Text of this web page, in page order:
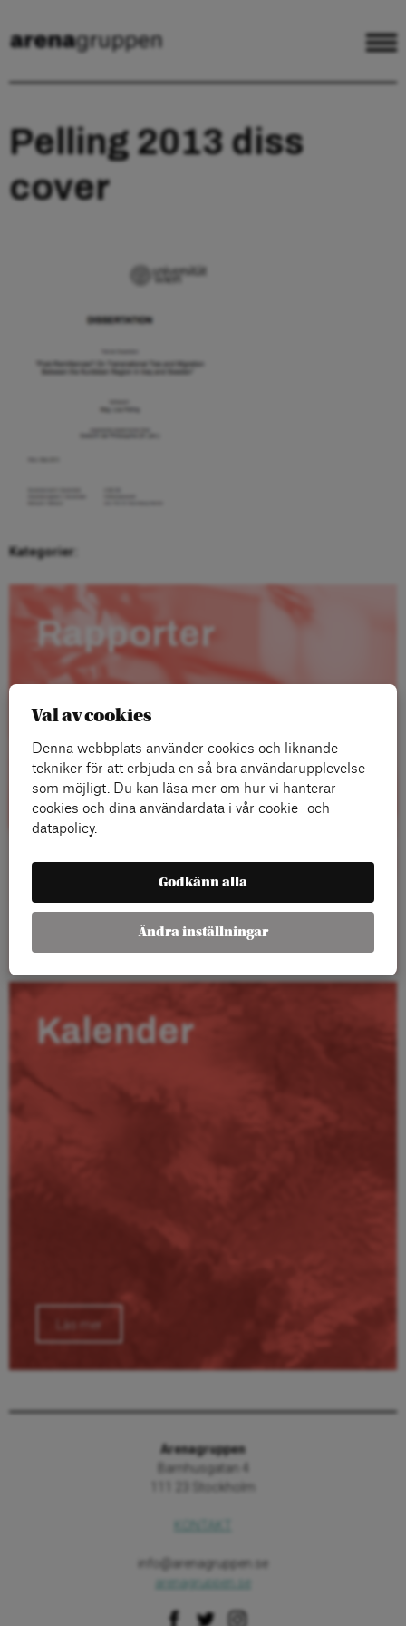
Pelling 2013 diss
cover
Kategorier:
Rapporter
Kalender
Läs mer
Arenagruppen
Barnhusgatan 4
111 23 Stockholm
info@arenagruppen.se
arenagruppen.se
Val av cookies
Denna webbplats använder cookies och liknande
tekniker för att erbjuda en så bra användarupplevelse
som möjligt. Du kan läsa mer om hur vi hanterar
cookies och dina användardata i vår cookie- och
datapolicy.
Godkänn alla
Ändra inställningar